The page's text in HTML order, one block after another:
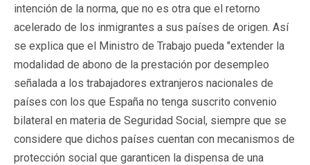
intención de la norma, que no es otra que el retorno
acelerado de los inmigrantes a sus países de origen. Así
se explica que el Ministro de Trabajo pueda "extender la
modalidad de abono de la prestación por desempleo
señalada a los trabajadores extranjeros nacionales de
países con los que España no tenga suscrito convenio
bilateral en materia de Seguridad Social, siempre que se
considere que dichos países cuentan con mecanismos de
protección social que garanticen la dispensa de una